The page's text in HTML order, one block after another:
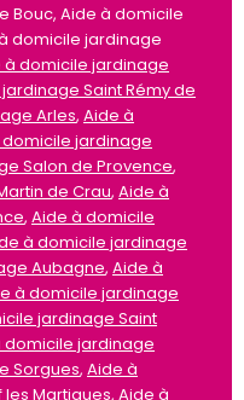
Bouc, Aide à domicile
domicile jardinage
à domicile jardinage
Saint Rémy de
Arles, Aide à
jardinage
Salon de Provence,
de Crau, Aide à
, Aide à domicile
à domicile jardinage
Aubagne, Aide à
à domicile jardinage
jardinage Saint
domicile jardinage
Sorgues, Aide à
Martigues, Aide à